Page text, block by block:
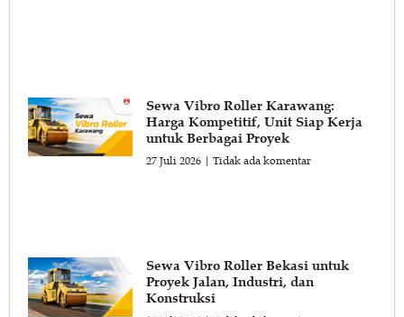
Sewa Vibro Roller Karawang:
Harga Kompetitif, Unit Siap Kerja
untuk Berbagai Proyek
27 Juli 2026 Tidak ada komentar
Sewa Vibro Roller Bekasi untuk
Proyek Jalan, Industri, dan
Konstruksi